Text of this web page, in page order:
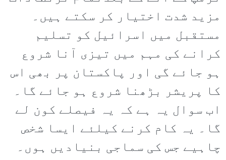
مزید شدت اختیار کر سکتے ہیں۔
مستقبل میں اسرائیل کو تسلیم
کرانے کی مہم میں تیزی آنا شروع
ہو جائے گی اور پاکستان پر بھی اس
کا پریشر بڑھنا شروع ہو جائے گا۔
اب سوال یہ ہے کہ یہ فیصلے کون لے
گا۔ یہ کام کرنے کیلئے ایسا شخص
چاہیے جس کی سماجی بنیادیں ہوں۔